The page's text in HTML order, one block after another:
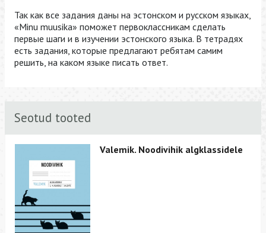
Так как все задания даны на эстонском и русском языках,
«Minu muusika» поможет первоклассникам сделать
первые шаги и в изучении эстонского языка. В тетрадях
есть задания, которые предлагают ребятам самим
решить, на каком языке писать ответ.
Seotud tooted
Valemik. Noodivihik algklassidele